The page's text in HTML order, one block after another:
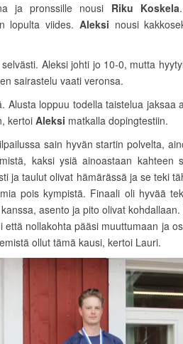
ja pronssille nousi Riku Koskela
lopulta viides. Aleksi nousi
Aleksi johti jo 10-0, mutta
sairastelu vaati veronsa.
Alusta loppuu todella taistelua jaksaa
kertoi Aleksi matkalla dopingtestiin.
sain hyvän startin polvelta,
kaksi ysiä ainoastaan kahteen
ja taulut olivat hämärässä ja se teki
pois kympistä. Finaali oli hyvää
asento ja pito olivat
nollakohta pääsi muuttumaan ja
ollut tämä kausi, kertoi Lauri.